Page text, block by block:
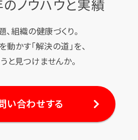
ノウハウと実績
組織の健康づくり。
動かす「解決の道」を、
と見つけませんか。
い合わせする